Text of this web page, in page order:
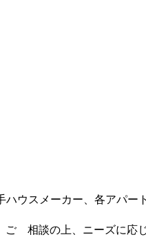
ウスメーカー、各アパ
ご゙相談の上、ニーズに応